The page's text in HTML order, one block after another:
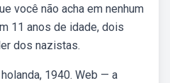
você não acha em nenhum
11 anos de idade, dois
dos nazistas.
1940. Web — a